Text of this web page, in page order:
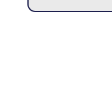
field